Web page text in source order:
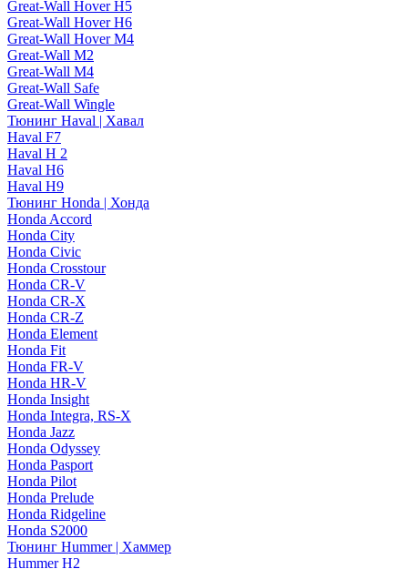
Great-Wall Hover H5
Great-Wall Hover H6
Great-Wall Hover M4
Great-Wall M2
Great-Wall M4
Great-Wall Safe
Great-Wall Wingle
Тюнинг Haval | Хавал
Haval F7
Haval H 2
Haval H6
Haval H9
Тюнинг Honda | Хонда
Honda Accord
Honda City
Honda Civic
Honda Crosstour
Honda CR-V
Honda CR-X
Honda CR-Z
Honda Element
Honda Fit
Honda FR-V
Honda HR-V
Honda Insight
Honda Integra, RS-X
Honda Jazz
Honda Odyssey
Honda Pasport
Honda Pilot
Honda Prelude
Honda Ridgeline
Honda S2000
Тюнинг Hummer | Хаммер
Hummer H2